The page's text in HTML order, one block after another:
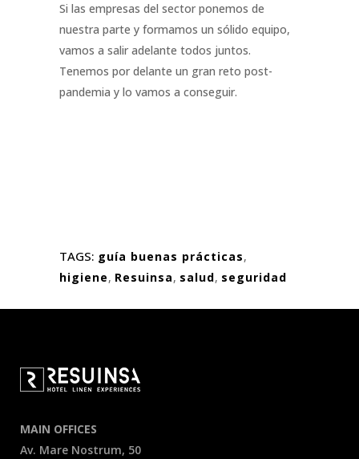
Si las empresas del sector ponemos de
nuestra parte y formamos un sólido equipo,
vamos a salir adelante todos juntos.
Tenemos por delante un gran reto post-
pandemia y lo vamos a conseguir.
TAGS: guía buenas prácticas,
higiene, Resuinsa, salud, seguridad
MAIN OFFICES
Av. Mare Nostrum, 50